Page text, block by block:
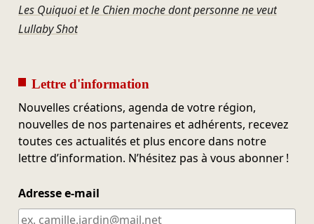
Les Quiquoi et le Chien moche dont personne ne veut
Lullaby Shot
Lettre d'information
Nouvelles créations, agenda de votre région,
nouvelles de nos partenaires et adhérents, recevez
toutes ces actualités et plus encore dans notre
lettre d’information. N’hésitez pas à vous abonner !
Adresse e-mail